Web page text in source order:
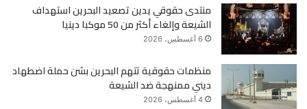
ب
و
ك
ت
ر
منتدى حقوقي يدين تصعيد البحرين استهداف
الشيعة وإلغاء أكثر من 50 موكبا دينيا
6 أغسطس، 2026
منظمات حقوقية تتهم البحرين بشن حملة اضطهاد
ديني ممنهجة ضد الشيعة
4 أغسطس، 2026